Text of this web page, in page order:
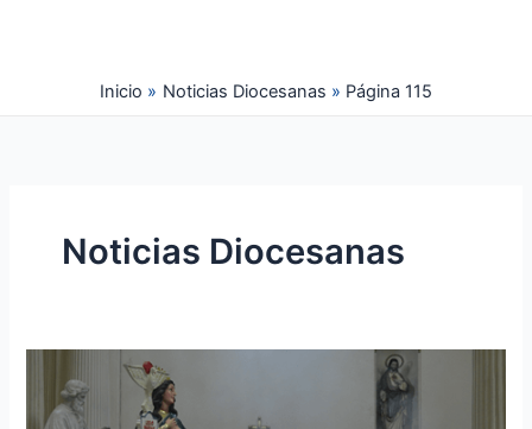
Inicio
Noticias Diocesanas Página 115
Noticias Diocesanas
mes